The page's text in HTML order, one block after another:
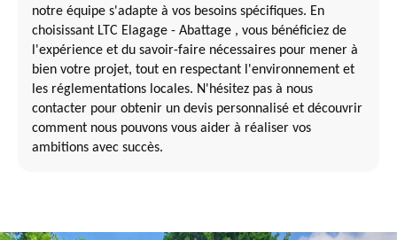
notre équipe s'adapte à vos besoins spécifiques. En
choisissant LTC Elagage - Abattage , vous bénéficiez de
l'expérience et du savoir-faire nécessaires pour mener à
bien votre projet, tout en respectant l'environnement et
les réglementations locales. N'hésitez pas à nous
contacter pour obtenir un devis personnalisé et découvrir
comment nous pouvons vous aider à réaliser vos
ambitions avec succès.